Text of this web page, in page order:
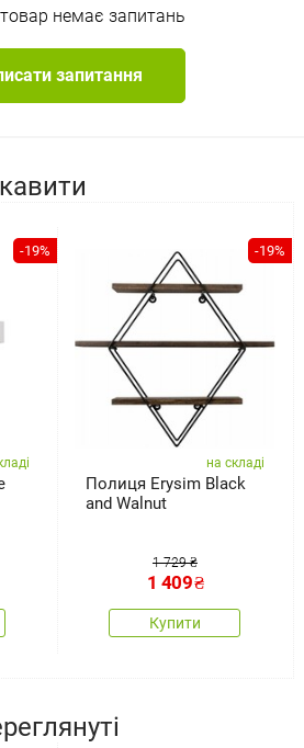
немає запитань
запитання
-19% -19%
на складі
Полиця Erysim Black
and Walnut
1 729 ₴
1 409₴
Купити